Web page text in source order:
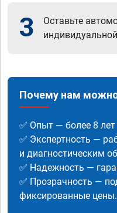
3
Оставьте
Почему нам
✅ Опыт — более 8
✅ Экспертность —
и диагностическим
✅ Надежность —
✅ Прозрачность —
фиксированные цены.